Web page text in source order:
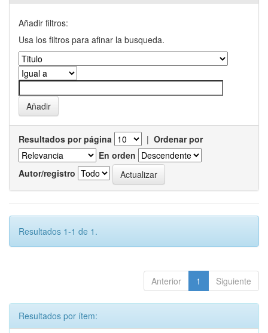
Añadir filtros:
Usa los filtros para afinar la busqueda.
Resultados por página | Ordenar por
En orden
Autor/registro
Resultados 1-1 de 1.
Anterior 1 Siguiente
Resultados por ítem: